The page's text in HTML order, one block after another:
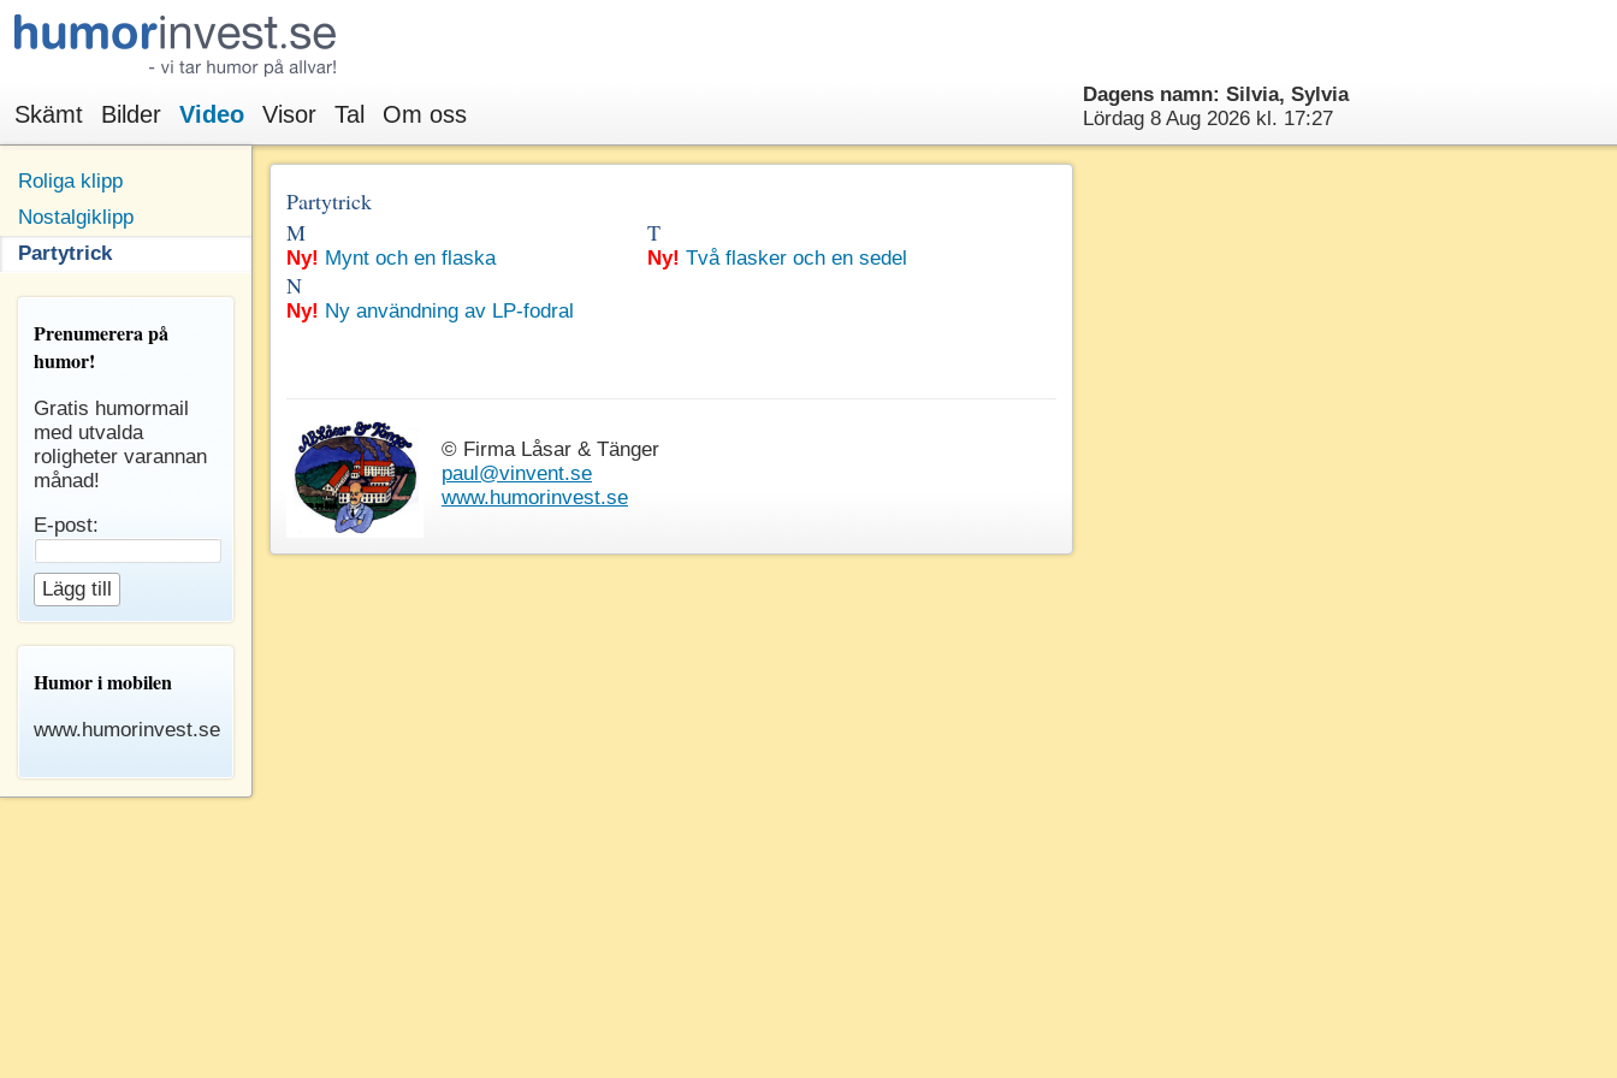
Dagens namn: Silvia, Sylvia
Lördag 8 Aug 2026 kl. 17:27
Skämt Bilder Video Visor Tal Om oss
Roliga klipp
Nostalgiklipp
Partytrick
Prenumererapå
humor!
Gratis humormail
med utvalda
roligheter varannan
månad!
E-post:
Humor i mobilen
www.humorinvest.se
Partytrick
M
Ny! Mynt och en flaska
N
Ny! Ny användning av LP-fodral
T
Ny! Två flasker och en sedel
© Firma Låsar & Tänger
paul@vinvent.se
www.humorinvest.se